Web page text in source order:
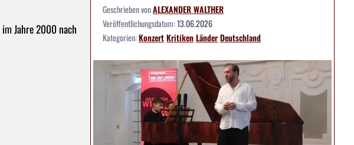
Jahre 2000 nach
Geschrieben vonALEXANDER WALTHER
Veröffentlichungsdatum:13.06.2026
Kategorien:KonzertKritikenLänderDeutschland